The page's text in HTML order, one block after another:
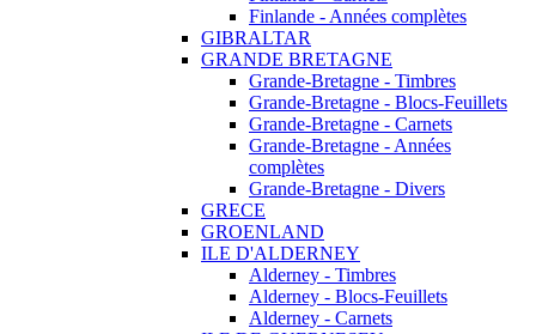
Finlande - Années complètes
GIBRALTAR
GRANDE BRETAGNE
Grande-Bretagne - Timbres
Grande-Bretagne - Blocs-Feuillets
Grande-Bretagne - Carnets
Grande-Bretagne - Années
complètes
Grande-Bretagne - Divers
GRECE
GROENLAND
ILE D'ALDERNEY
Alderney - Timbres
Alderney - Blocs-Feuillets
Alderney - Carnets